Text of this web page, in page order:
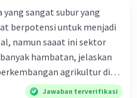
sangat subur yang
berpotensi untuk menjadi
namun saaat ini sektor
hambatan, jelaskan
agrikultur di
Jawaban terverifikasi